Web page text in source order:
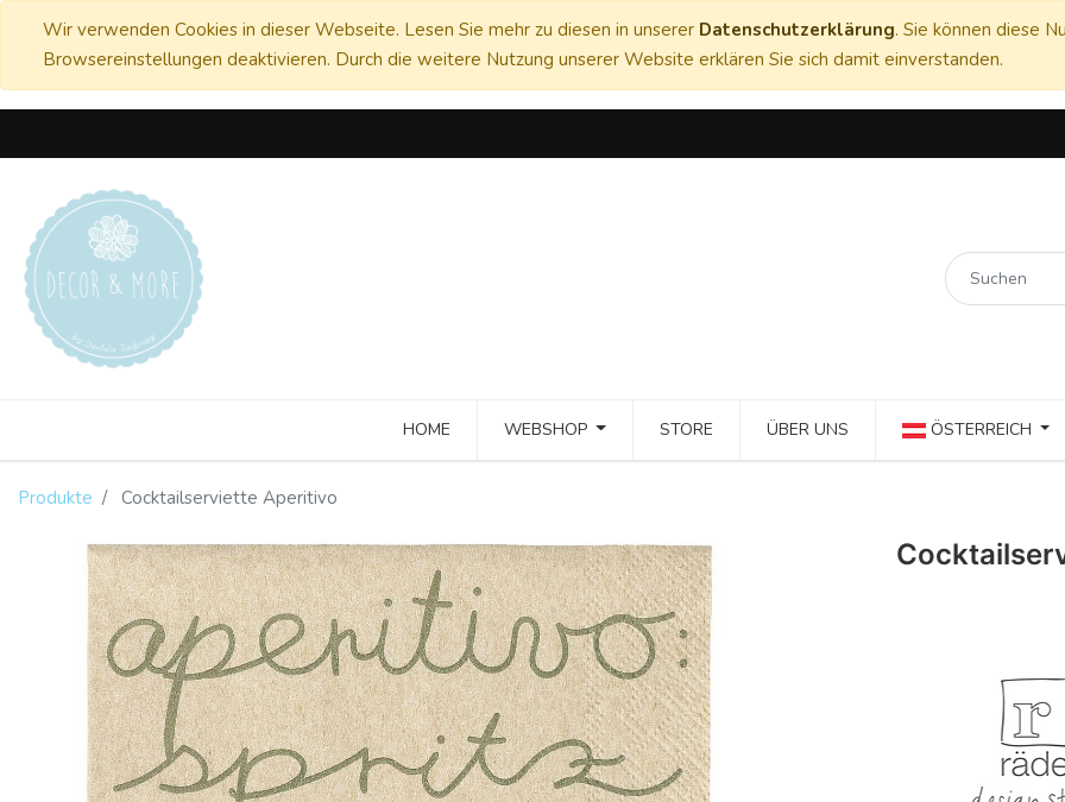
Wir verwenden Cookies in dieser Webseite. Lesen Sie mehr zu diesen in unserer Datenschutzerklärung. Sie können diese
Browsereinstellungen deaktivieren. Durch die weitere Nutzung unserer Website erklären Sie sich damit einverstanden.
HOME WEBSHOP STORE ÜBER UNS ÖSTERREICH
Produkte Cocktailserviette Aperitivo